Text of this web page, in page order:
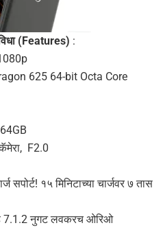
(Features) :
625 64-bit Octa Core
F2.0
१५ मिनिटाच्या चार्जवर ७ तास
7.1.2 नुगट लवकरच ओरिओ